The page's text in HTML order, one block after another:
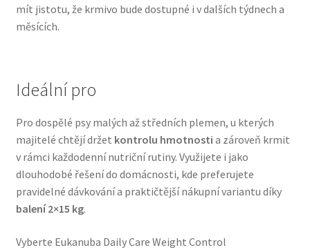
mít jistotu, že krmivo bude dostupné i v dalších týdnech a
měsících.
Ideální pro
Pro dospělé psy malých až středních plemen, u kterých
majitelé chtějí držet kontrolu hmotnosti a zároveň krmit
v rámci každodenní nutriční rutiny. Využijete i jako
dlouhodobé řešení do domácnosti, kde preferujete
pravidelné dávkování a praktičtější nákupní variantu díky
balení 2×15 kg.
Vyberte Eukanuba Daily Care Weight Control